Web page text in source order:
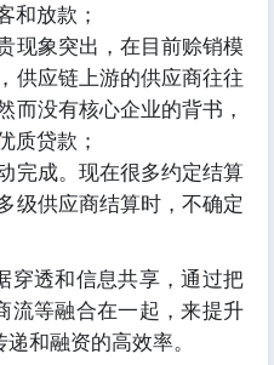
和放款；
现象突出，在目前赊销模
供应链上游的供应商往往
而没有核心企业的背书，
质贷款；
完成。现在很多约定结算
级供应商结算时，不确定
穿透和信息共享，通过把
流等融合在一起，来提升
和融资的高效率。